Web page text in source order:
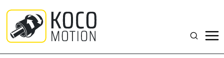
Inhalt
springen
Suchen